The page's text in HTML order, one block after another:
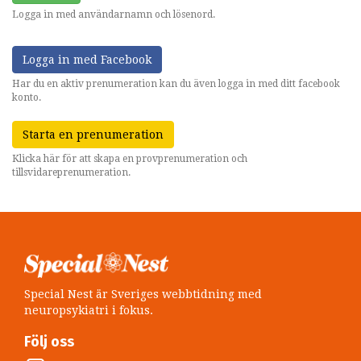
Logga in med användarnamn och lösenord.
Logga in med Facebook
Har du en aktiv prenumeration kan du även logga in med ditt facebook
konto.
Starta en prenumeration
Klicka här för att skapa en provprenumeration och
tillsvidareprenumeration.
Special Nest är Sveriges webbtidning med
neuropsykiatri i fokus.
Följ oss